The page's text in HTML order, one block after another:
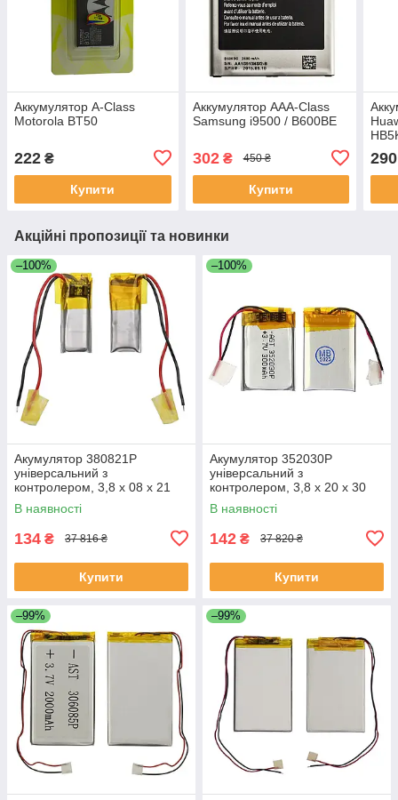
Аккумулятор A-Class
Motorola BT50
222 ₴
Купити
Аккумулятор AAA-Class
Samsung i9500 / B600BE
302₴ 450 ₴
Купити
290
Акційні пропозиції та новинки
–100%
Акумулятор 380821P
універсальний з
контролером, 3,8 х 08 х 21
мм (35 mAh)/ для TWS
навушників, bluetooth
В наявності
134 ₴ 37 816 ₴
Купити
–100%
Акумулятор 352030P
універсальний з
контролером, 3,8 х 20 х 30
мм (250 mAh)/ для TWS
навушників, bluetooth
В наявності
142 ₴ 37 820 ₴
Купити
–99% –99%